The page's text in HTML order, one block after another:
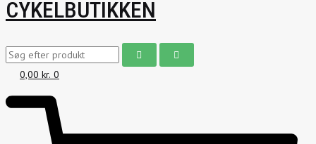
CYKELBUTIKKEN
0,00 kr. 0